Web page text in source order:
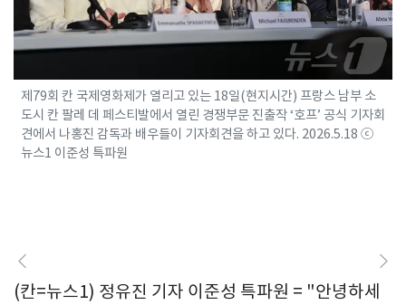
제79회 칸 국제영화제가 열리고 있는 18일(현지시간) 프랑스 남부 소
도시 칸 팔레 데 페스티발에서 열린 경쟁부문 진출작 ‘호프’ 공식 기자회
견에서 나홍진 감독과 배우들이 기자회견을 하고 있다. 2026.5.18 ⓒ
뉴스1 이준성 특파원
(칸=뉴스1) 정유진 기자 이준성 특파원 = "안녕하세